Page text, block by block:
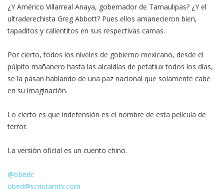
¿Y Américo Villarreal Anaya, gobernador de Tamaulipas? ¿Y el
ultraderechista Greg Abbott? Pues ellos amanecieron bien,
tapaditos y calientitos en sus respectivas camas.
Por cierto, todos los niveles de gobierno mexicano, desde el
púlpito mañanero hasta las alcaldías de petatiux todos los días,
se la pasan hablando de una paz nacional que solamente cabe
en su imaginación.
Lo cierto es que indefensión es el nombre de esta película de
terror.
La versión oficial es un cuento chino.
@obedc
obed@scriptamty.com